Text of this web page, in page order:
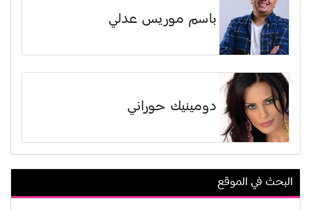
باسم موريس عدلي
دومينيك حوراني
عمرو واكد
البحث في الموقع